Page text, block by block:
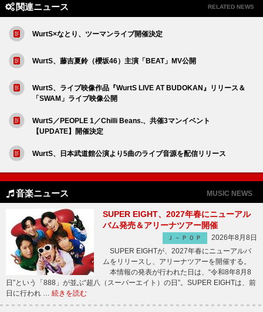
関連ニュース RELATED NEWS
WurtS×なとり、ツーマンライブ開催決定
WurtS、藤吉夏鈴（櫻坂46）主演「BEAT」MV公開
WurtS、ライブ映像作品『WurtS LIVE AT BUDOKAN』リリース＆
「SWAM」ライブ映像公開
WurtS／PEOPLE 1／Chilli Beans.、共催3マンイベント
【UPDATE】開催決定
WurtS、日本武道館公演より5曲のライブ音源を配信リリース
音楽ニュース MUSIC NEWS
SUPER EIGHT、2027年春にニューアル
バム発売＆アリーナツアー開催
Ｊ－ＰＯＰ
2026年8月8日
SUPER EIGHTが、2027年春にニューアルバ
ムをリリースし、アリーナツアーを開催する。
本情報の発表が行われた日は、“令和8年8月8
日”という「888」が並ぶ“超八（スーパーエイト）の日”。SUPER EIGHTは、前
日に行われ … 続きを読む